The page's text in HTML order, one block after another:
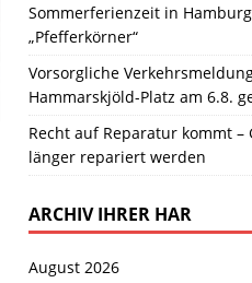
Sommerferienzeit in
„Pfefferkörner“
Vorsorgliche
Hammarskjöld-Platz am 6.8.
Recht auf Reparatur kommt –
länger repariert werden
ARCHIV IHRER HAR
August 2026